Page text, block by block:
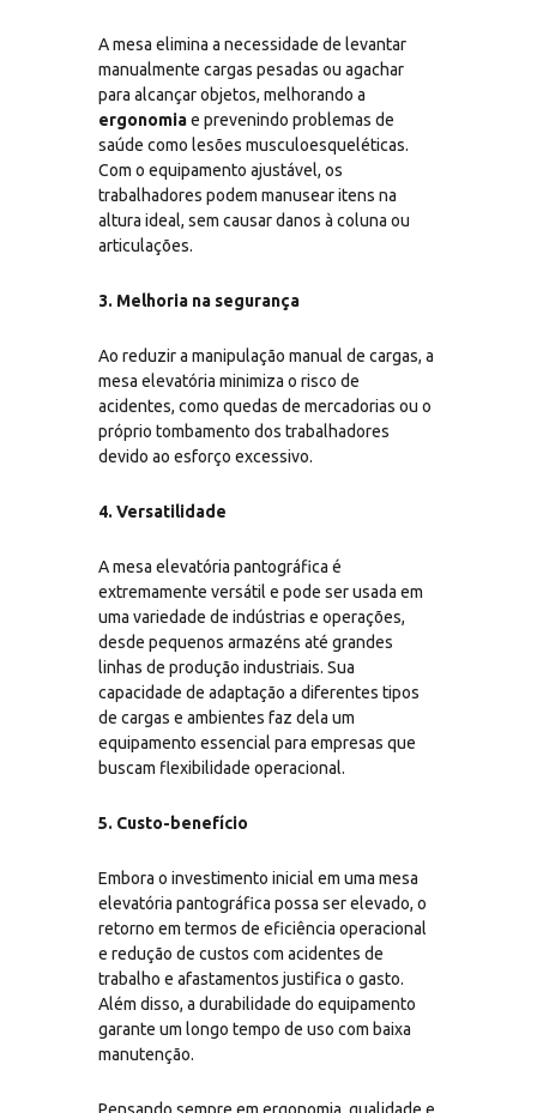
A mesa elimina a necessidade de levantar
manualmente cargas pesadas ou agachar
para alcançar objetos, melhorando a
ergonomiae prevenindo problemas de
saúde como lesões musculoesqueléticas.
Com o equipamento ajustável, os
trabalhadores podem manusear itens na
altura ideal, sem causar danos à coluna ou
articulações.
3. Melhoria na segurança
Ao reduzir a manipulação manual de cargas, a
mesa elevatória minimiza o risco de
acidentes, como quedas de mercadorias ou o
próprio tombamento dos trabalhadores
devido ao esforço excessivo.
4. Versatilidade
A mesa elevatória pantográfica é
extremamente versátil e pode ser usada em
uma variedade de indústrias e operações,
desde pequenos armazéns até grandes
linhas de produção industriais. Sua
capacidade de adaptação a diferentes tipos
de cargas e ambientes faz dela um
equipamento essencial para empresas que
buscam flexibilidade operacional.
5. Custo-benefício
Embora o investimento inicial em uma mesa
elevatória pantográfica possa ser elevado, o
retorno em termos de eficiência operacional
e redução de custos com acidentes de
trabalho e afastamentos justifica o gasto.
Além disso, a durabilidade do equipamento
garante um longo tempo de uso com baixa
manutenção.
Pensando sempre em ergonomia, qualidade e